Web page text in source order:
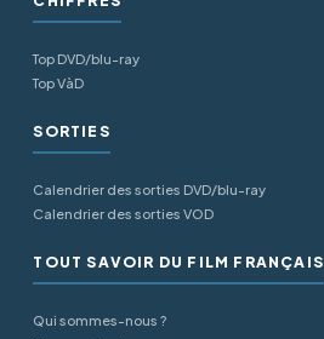
Top DVD/blu-ray
Top VàD
SORTIES
Calendrier des sorties DVD/blu-ray
Calendrier des sorties VOD
TOUT SAVOIR DU FILM FRANÇAIS
Qui sommes-nous ?